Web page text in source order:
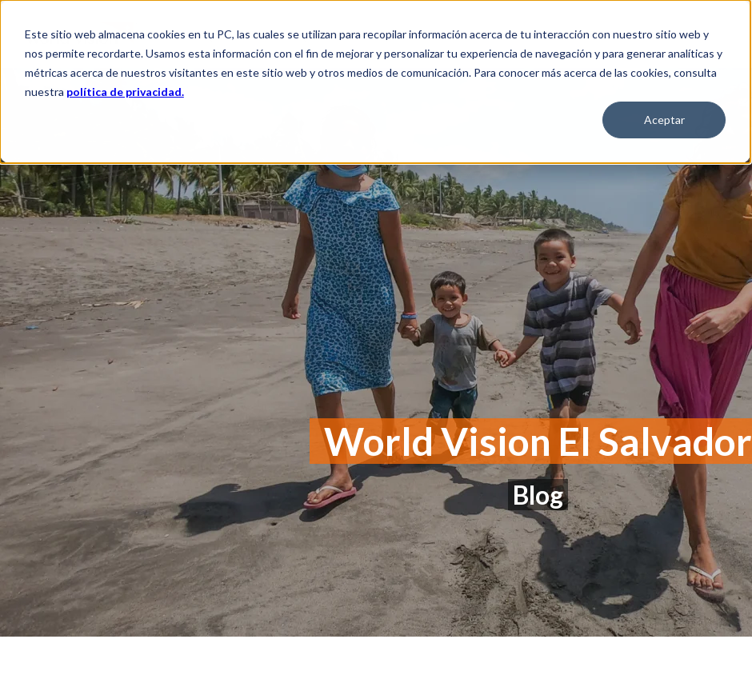
Este sitio web almacena cookies en tu PC, las cuales se utilizan para recopilar información acerca de tu interacción con nuestro sitio web y
nos permite recordarte. Usamos esta información con el fin de mejorar y personalizar tu experiencia de navegación y para generar analíticas y
métricas acerca de nuestros visitantes en este sitio web y otros medios de comunicación. Para conocer más acerca de las cookies, consulta
nuestra política de privacidad.
Aceptar
QUIÉNES SOMOS QUÉ HACEMOS ÚNETE CA4 MEDIA
World Vision El Salvador
Blog